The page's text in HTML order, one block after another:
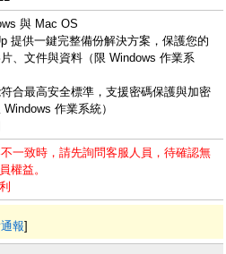
與 Mac OS
提供一鍵完整備份解決方案，保護您的
、文件與資料（限 Windows 作業系
合最高安全標準，支援密碼保護與加密
作業系統）
一致時，請先詢問客服人員，待確認無
權益。
報]